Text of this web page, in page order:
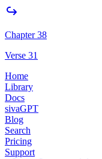
Chapter 38
Verse 31
Home
Library
Docs
sivaGPT
Blog
Search
Pricing
Support